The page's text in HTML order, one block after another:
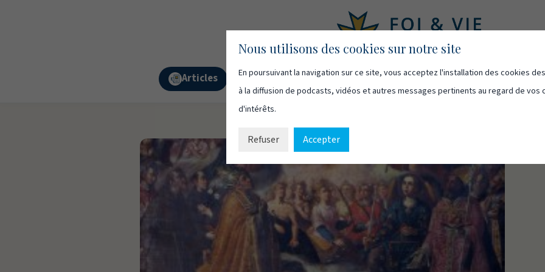
Articles Podcasts Vidéos Qui sommes-nous Ressources
Nous utilisons des cookies sur notre site
En poursuivant la navigation sur ce site, vous acceptez l'installation des cookies
à la diffusion de podcasts, vidéos et autres messages pertinents au regard de vos
d'intérêts.
Refuser Accepter